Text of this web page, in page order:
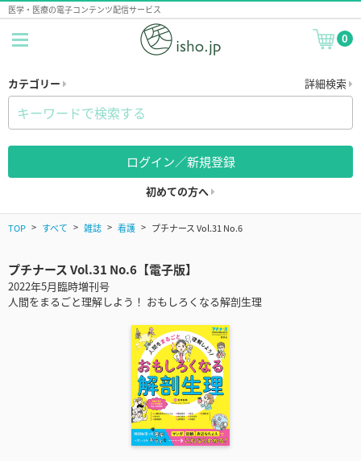
医学・医療の電子コンテンツ配信サービス
0
カテゴリー 詳細検索
ログイン／新規登録
初めての方へ
TOP すべて 雑誌 看護 プチナース Vol.31 No.6
プチナース Vol.31 No.6【電子版】
2022年5月臨時増刊号
人間をまるごと理解しよう！ おもしろくなる解剖生理